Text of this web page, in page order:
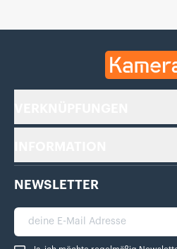
Kamera.de
NEWSLETTER
deine E-Mail Adresse